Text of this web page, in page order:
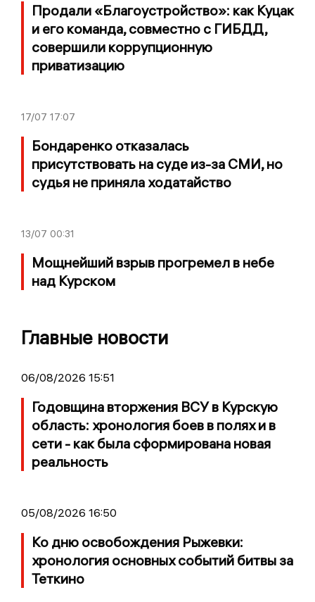
Продали «Благоустройство»: как Куцак
и его команда, совместно с ГИБДД,
совершили коррупционную
приватизацию
17/07 17:07
Бондаренко отказалась
присутствовать на суде из-за СМИ, но
судья не приняла ходатайство
13/07 00:31
Мощнейший взрыв прогремел в небе
над Курском
Главные новости
06/08/2026 15:51
Годовщина вторжения ВСУ в Курскую
область: хронология боев в полях и в
сети - как была сформирована новая
реальность
05/08/2026 16:50
Ко дню освобождения Рыжевки:
хронология основных событий битвы за
Теткино